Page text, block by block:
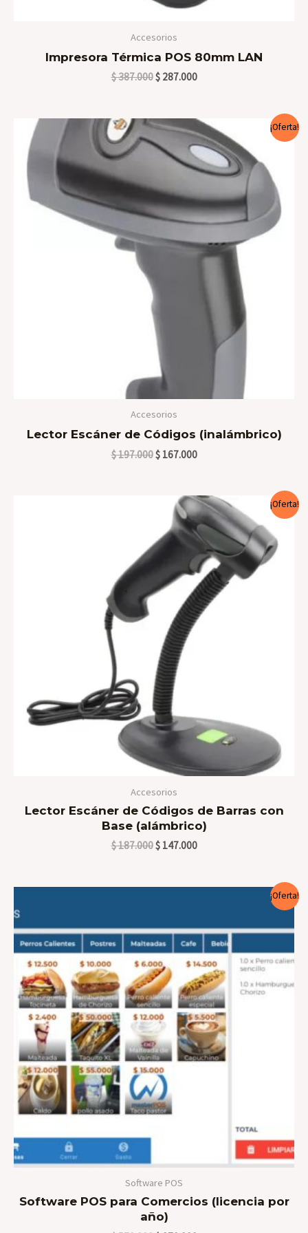
Accesorios
Impresora Térmica POS 80mm LAN
$387.000$287.000
¡Oferta!
Accesorios
Lector Escáner de Códigos (inalámbrico)
$197.000
El
precio
original
$ 197.000.
$167.000
El
precio
actual
es:
$ 167.000.
¡Oferta!
Accesorios
Lector Escáner de Códigos de Barras con
Base (alámbrico)
$187.000
precio
original
era:
$ 187.000.
$147.000
El
precio
actual
es:
$ 147.000.
¡Oferta!
Software POS
Software POS para Comercios (licencia por
año)
era:
$ 570.000.
es:
$ 370.000.